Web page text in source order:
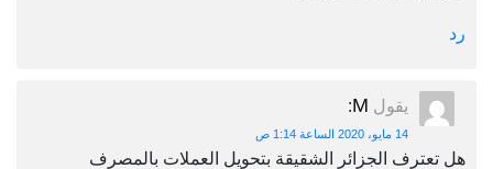
رد
يقول M
:
14 مايو، 2020 الساعة 1:14 ص
هل تعترف الجزائر الشقيقة بتحويل العملات بالمصرف